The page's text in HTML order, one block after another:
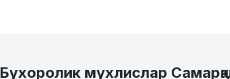
Бухоролик мухлислар